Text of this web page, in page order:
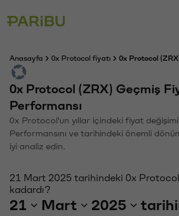
Anasayfa 0x Protocol fiyatı 0x Protocol
0x Protocol (ZRX) Geçmiş
Performansı
0x Protocol'un yıllar içindeki fiyat
Performansını ve tarihindeki önemli
iyi analiz edin.
21 Mart 2025 tarihindeki 0x
kadardı?
21 Mart 2025